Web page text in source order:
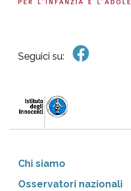
Seguici su:
Chi siamo
Osservatori nazionali